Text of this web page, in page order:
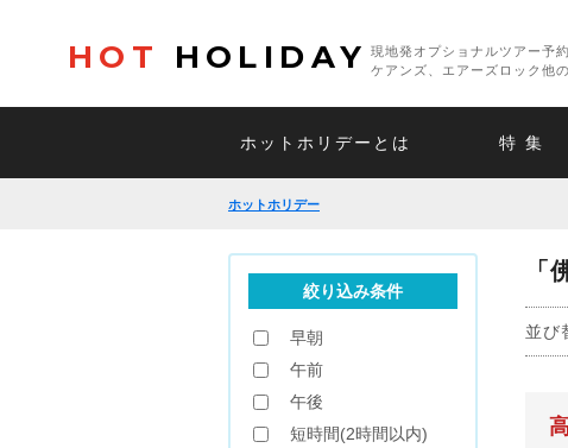
HOT HOLIDAY
現地発オプショナルツアー予
ケアンズ、エアーズロック他
ホットホリデーとは 特 集
ホットホリデー
「
並び
絞り込み条件
早朝
午前
午後
短時間(2時間以内)